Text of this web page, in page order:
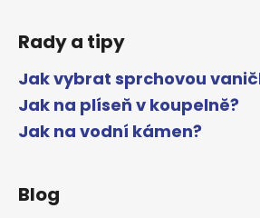
Rady a tipy
Jak vybrat sprchovou
Jak na plíseň v koupelně?
Jak na vodní kámen?
Blog